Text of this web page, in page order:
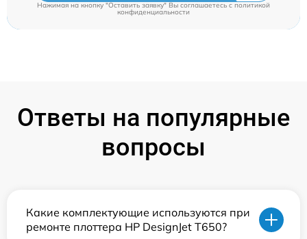
Нажимая на кнопку "Оставить заявку" Вы соглашаетесь c политикой
конфиденциальности
Ответы на популярные
вопросы
Какие комплектующие используются при
ремонте плоттера HP DesignJet T650?